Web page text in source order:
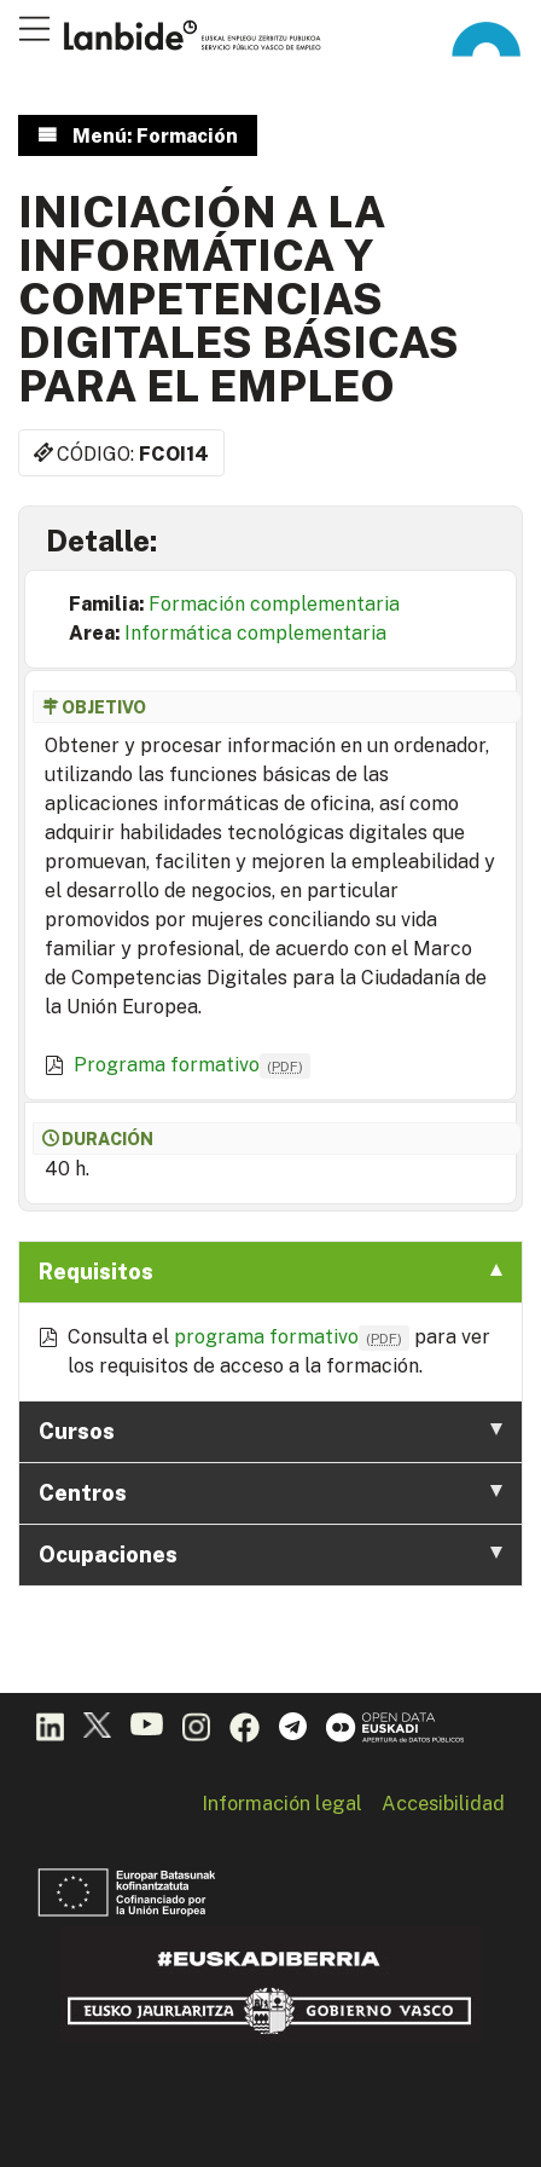
Menú: Formación
INICIACIÓN A LA
INFORMÁTICA Y
COMPETENCIAS
DIGITALES BÁSICAS
PARA EL EMPLEO
CÓDIGO: FCOI14
Detalle:
Familia: Formación complementaria
Area: Informática complementaria
OBJETIVO
Obtener y procesar información en un ordenador,
utilizando las funciones básicas de las
aplicaciones informáticas de oficina, así como
adquirir habilidades tecnológicas digitales que
promuevan, faciliten y mejoren la empleabilidad y
el desarrollo de negocios, en particular
promovidos por mujeres conciliando su vida
familiar y profesional, de acuerdo con el Marco
de Competencias Digitales para la Ciudadanía de
la Unión Europea.
Programa formativo (PDF)
DURACIÓN
40 h.
Requisitos
Consulta el programa formativo (PDF)
para ver
los requisitos de acceso a la formación.
Cursos
Centros
Ocupaciones
Información legal Accesibilidad